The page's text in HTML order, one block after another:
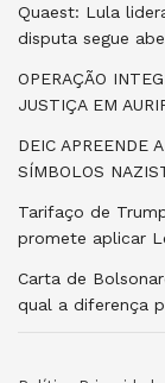
Quaest: Lula
disputa segue
OPERAÇÃO
JUSTIÇA EM
DEIC APREENDE
SÍMBOLOS
Tarifaço de
promete aplicar
Carta de
qual a diferença